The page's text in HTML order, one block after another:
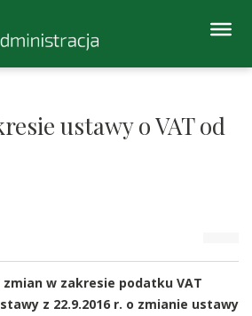
ustawy o VAT od
w zakresie podatku VAT
z 22.9.2016 r. o zmianie ustawy